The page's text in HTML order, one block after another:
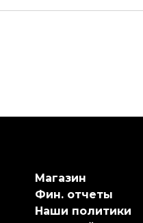
Магазин
Фин. отчеты
Наши политики